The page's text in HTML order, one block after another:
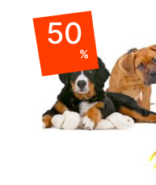
was:
520 ден.
50
%